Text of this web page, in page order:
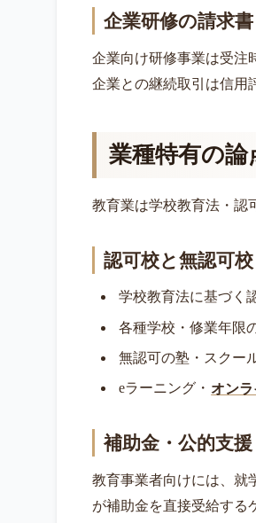
企業研修の請求書
企業向け研修事業は受注
企業との継続取引は信用
業種特有の論
教育業は学校教育法・認
認可校と無認可校
学校教育法に基づく
各種学校・修業年限
無認可の塾・スクー
eラーニング・ オン
補助金・公的支援
教育事業者向けには、就
が補助金を直接受給する